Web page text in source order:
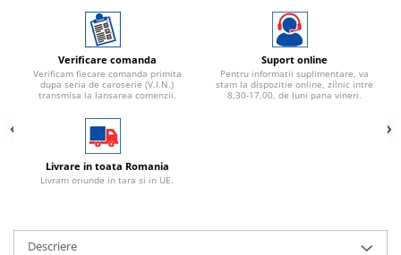
Verificare comanda
Verificam fiecare comanda primita
dupa seria de caroserie (V.I.N.)
transmisa la lansarea comenzii.
Suport online
Pentru informatii suplimentare, va
stam la dispozitie online, zilnic intre
8,30-17,00, de luni pana vineri.
Livrare in toata Romania
Livram oriunde in tara si in UE.
Descriere